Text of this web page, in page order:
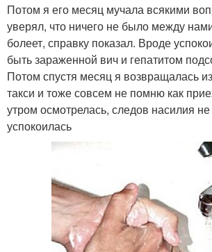
Потом я его месяц мучала всякими
уверял, что ничего не было между
болеет, справку показал. Вроде
быть зараженной вич и гепатитом
Потом спустя месяц я возвращалась
такси и тоже совсем не помню как
утром осмотрелась, следов насилия
успокоилась